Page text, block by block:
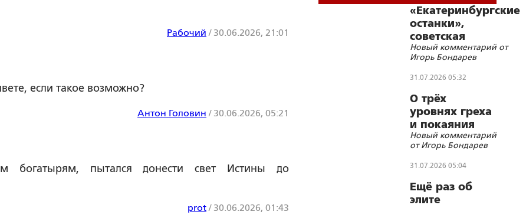
Рабочий / 30.06.2026, 21:01
если такое возможно?
Антон Головин / 30.06.2026, 05:21
богатырям, пытался донести свет Истины до
prot/ 30.06.2026, 01:43
«Екатеринбургские
останки»,
советская
символика и
цифровизации
Новый комментарий от
Игорь Бондарев
31.07.2026 05:32
О трёх
уровнях греха
и покаяния
Новый комментарий
от Игорь Бондарев
31.07.2026 05:04
Ещё раз об
элите